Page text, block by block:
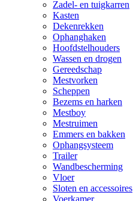
Zadel- en tuigkarren
Kasten
Dekenrekken
Ophanghaken
Hoofdstelhouders
Wassen en drogen
Gereedschap
Mestvorken
Scheppen
Bezems en harken
Mestboy
Mestruimen
Emmers en bakken
Ophangsysteem
Trailer
Wandbescherming
Vloer
Sloten en accessoires
Voerkamer